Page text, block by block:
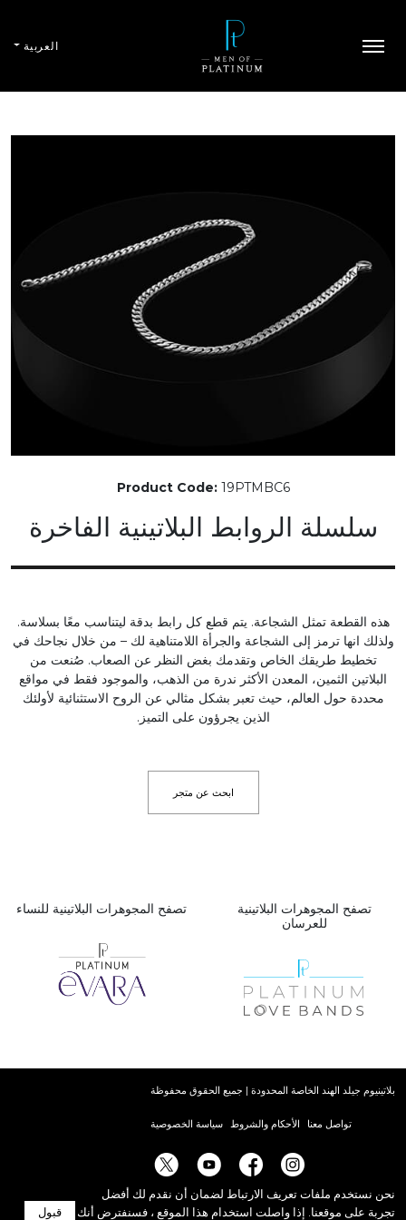
العربية
Product Code:19PTMBC6
سلسلة الروابط البلاتينية الفاخرة
هذه القطعة تمثل الشجاعة. يتم قطع كل رابط بدقة ليتناسب معًا بسلاسة.
ولذلك انها ترمز إلى الشجاعة والجرأة اللامتناهية لك – من خلال نجاحك في
تخطيط طريقك الخاص وتقدمك بغض النظر عن الصعاب. صُنعت من
البلاتين الثمين، المعدن الأكثر ندرة من الذهب، والموجود فقط في مواقع
محددة حول العالم، حيث تعبر بشكل مثالي عن الروح الاستثنائية لأولئك
الذين يجرؤون على التميز.
ابحث عن متجر
تصفح المجوهرات البلاتينية
للعرسان
تصفح المجوهرات البلاتينية للنساء
بلاتينيوم جيلد الهند الخاصة المحدودة | جميع الحقوق محفوظة
تواصل معنا الأحكام والشروط سياسة الخصوصية
نحن نستخدم ملفات تعريف الارتباط لضمان أن نقدم لك أفضل
تجربة على موقعنا. إذا واصلت استخدام هذا الموقع ، فسنفترض أنك
قبول